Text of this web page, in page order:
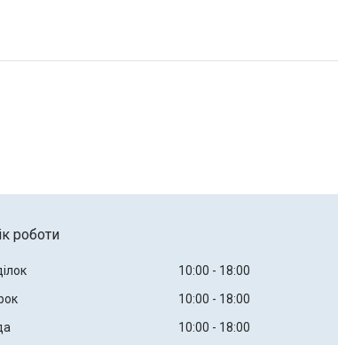
роботи
10:00
18:00
10:00
18:00
10:00
18:00